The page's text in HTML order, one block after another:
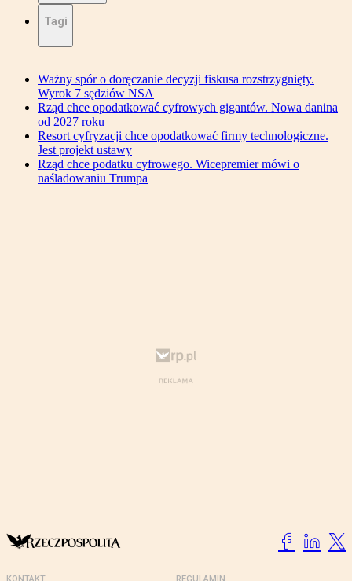
Tagi
Ważny spór o doręczanie decyzji fiskusa rozstrzygnięty.
Wyrok 7 sędziów NSA
Rząd chce opodatkować cyfrowych gigantów. Nowa danina
od 2027 roku
Resort cyfryzacji chce opodatkować firmy technologiczne.
Jest projekt ustawy
Rząd chce podatku cyfrowego. Wicepremier mówi o
naśladowaniu Trumpa